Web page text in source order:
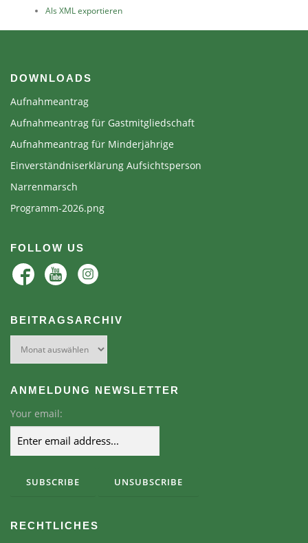
Als XML exportieren
DOWNLOADS
Aufnahmeantrag
Aufnahmeantrag für Gastmitgliedschaft
Aufnahmeantrag für Minderjährige
Einverständniserklärung Aufsichtsperson
Narrenmarsch
Programm-2026.png
FOLLOW US
BEITRAGSARCHIV
ANMELDUNG NEWSLETTER
Your email:
RECHTLICHES